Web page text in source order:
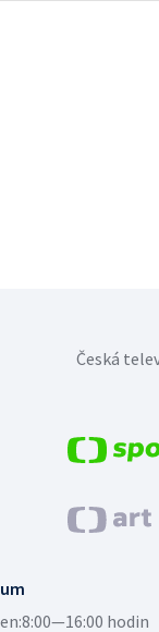
8:00—16:00 hodin
Česká